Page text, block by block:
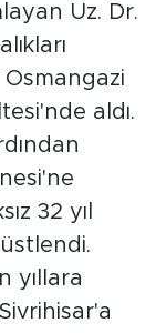
Uz. Dr.
Osmangazi
aldı.
32 yıl
yıllara